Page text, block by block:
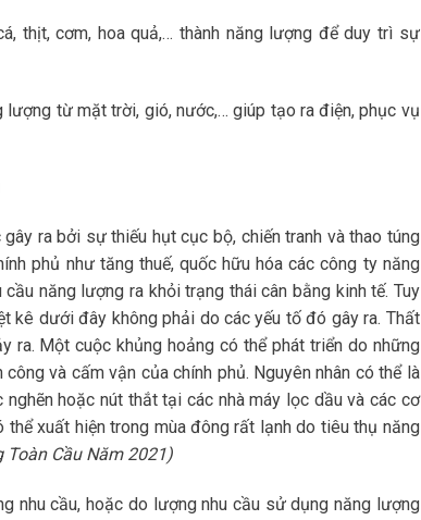
thịt, cơm, hoa quả,… thành năng lượng để duy trì sự
từ mặt trời, gió, nước,… giúp tạo ra điện, phục vụ
ra bởi sự thiếu hụt cục bộ, chiến tranh và thao túng
phủ như tăng thuế, quốc hữu hóa các công ty năng
năng lượng ra khỏi trạng thái cân bằng kinh tế. Tuy
kê dưới đây không phải do các yếu tố đó gây ra. Thất
ra. Một cuộc khủng hoảng có thể phát triển do những
và cấm vận của chính phủ. Nguyên nhân có thể là
hoặc nút thắt tại các nhà máy lọc dầu và các cơ
xuất hiện trong mùa đông rất lạnh do tiêu thụ năng
Cầu Năm 2021)
nhu cầu, hoặc do lượng nhu cầu sử dụng năng lượng